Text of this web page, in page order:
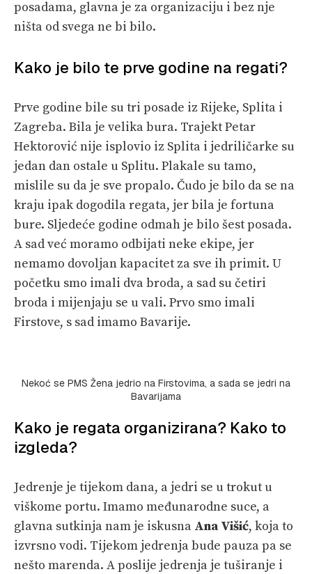
posadama, glavna je za organizaciju i bez nje
ništa od svega ne bi bilo.
Kako je bilo te prve godine na regati?
Prve godine bile su tri posade iz Rijeke, Splita i
Zagreba. Bila je velika bura. Trajekt Petar
Hektorović nije isplovio iz Splita i jedriličarke su
jedan dan ostale u Splitu. Plakale su tamo,
mislile su da je sve propalo. Čudo je bilo da se na
kraju ipak dogodila regata, jer bila je fortuna
bure. Sljedeće godine odmah je bilo šest posada.
A sad već moramo odbijati neke ekipe, jer
nemamo dovoljan kapacitet za sve ih primit. U
početku smo imali dva broda, a sad su četiri
broda i mijenjaju se u vali. Prvo smo imali
Firstove, s sad imamo Bavarije.
Nekoć se PMS Žena jedrio na Firstovima, a sada se jedri na
Bavarijama
Kako je regata organizirana? Kako to
izgleda?
Jedrenje je tijekom dana, a jedri se u trokut u
viškome portu. Imamo međunarodne suce, a
glavna sutkinja nam je iskusna Ana Višić, koja to
izvrsno vodi. Tijekom jedrenja bude pauza pa se
nešto marenda. A poslije jedrenja je tuširanje i